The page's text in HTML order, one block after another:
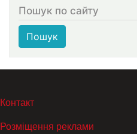
Пошук по сайту
Пошук
МЕНЮ В ПОДВАЛЕ
Контакт
Розміщення реклами